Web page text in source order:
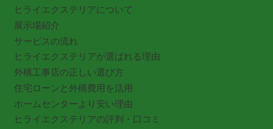
ヒライエクステリアについて
展示場紹介
サービスの流れ
ヒライエクステリアが選ばれる理由
外構工事店の正しい選び方
住宅ローンと外構費用を活用
ホームセンターより安い理由
ヒライエクステリアの評判・口コミ